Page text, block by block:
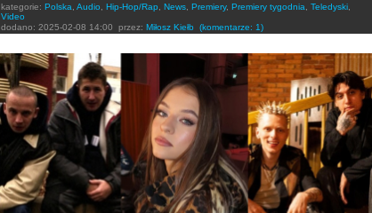
kategorie: Polska Audio Hip-Hop/Rap News Premiery, Premiery tygodnia Teledyski
Video
dodano: 2025-02-08 14:00 przez: Miłosz Kiełb (komentarze: 1)